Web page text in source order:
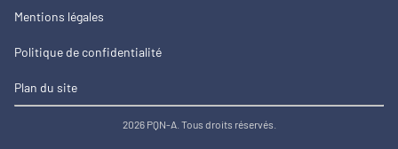
Mentions légales
Politique de confidentialité
Plan du site
2026 PQN-A. Tous droits réservés.